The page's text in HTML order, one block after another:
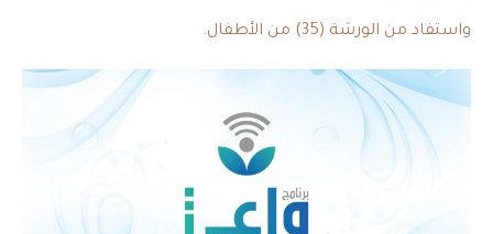
واستفاد من الورشة (35) من الأطفال.